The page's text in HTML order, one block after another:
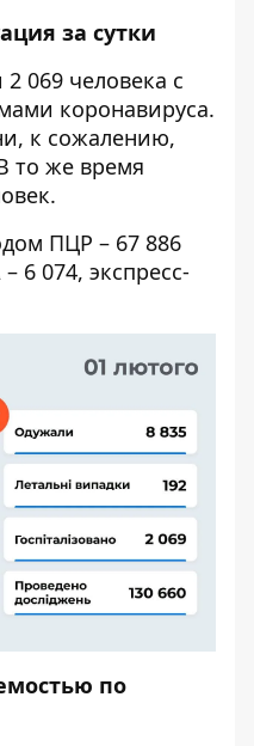
за сутки
069 человека с
коронавируса.
к сожалению,
то же время
ПЦР – 67 886
6 074, экспресс-
по